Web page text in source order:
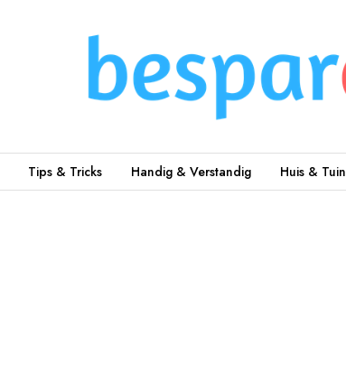
Tips & Tricks Handig & Verstandig Huis & Tuin